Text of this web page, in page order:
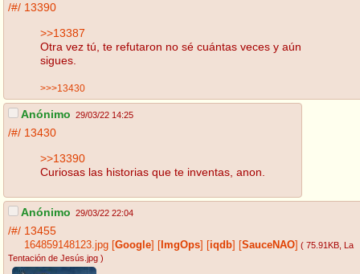
/#/ 13390
>>13387
Otra vez tú, te refutaron no sé cuántas veces y aún
sigues.
>>>13430
Anónimo 29/03/22 14:25
/#/ 13430
>>13390
Curiosas las historias que te inventas, anon.
Anónimo 29/03/22 22:04
/#/ 13455
164859148123.jpg [Google] [ ImgOps] [iqdb] [SauceNAO] ( 75.91KB , La
Tentación de Jesús.jpg )